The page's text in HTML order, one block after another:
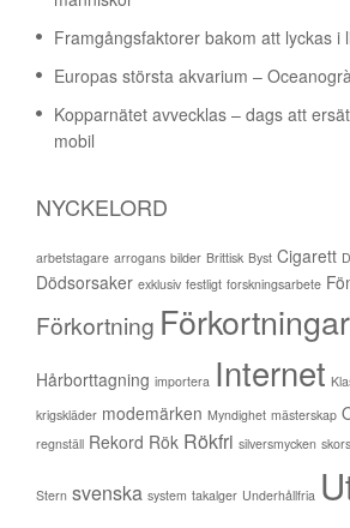
Framgångsfaktorer bakom att lyckas i
Europas största akvarium –
Kopparnätet avvecklas – dags att
mobil
NYCKELORD
arbetstagare arrogans bilder Brittisk Byst Cigarett
Dödsorsaker exklusiv festligt forskningsarbete
Förkortning Förkortningar
Hårborttagning importera Internet
krigskläder modemärken Myndighet mästerskap
regnställ Rekord Rök Rökfri silversmycken
Stern svenska system takalger Underhållfria